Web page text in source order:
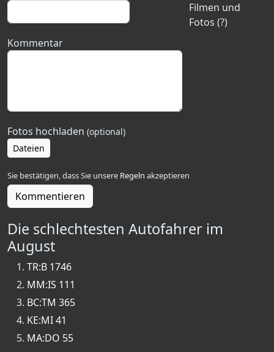
Filmen und
Fotos (?)
Kommentar
Fotos hochladen (optional)
Dateien
Sie bestätigen, dass Sie unsere Regeln akzeptieren
Kommentieren
Die schlechtesten Autofahrer im
August
TR:B 1746
MM:IS 111
BC:TM 365
KE:MI 41
MA:DO 55